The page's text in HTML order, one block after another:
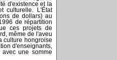
d'existence et la
culturelle. L'État
de dollars) au
de répartition
ces projets de
même de l'aveu
culture hongroise
d'enseignants,
une somme